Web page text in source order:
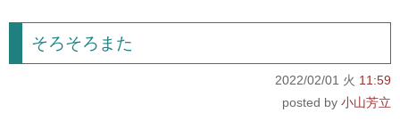
そろそろまた
2022/02/01 火 11:59
小山芳立